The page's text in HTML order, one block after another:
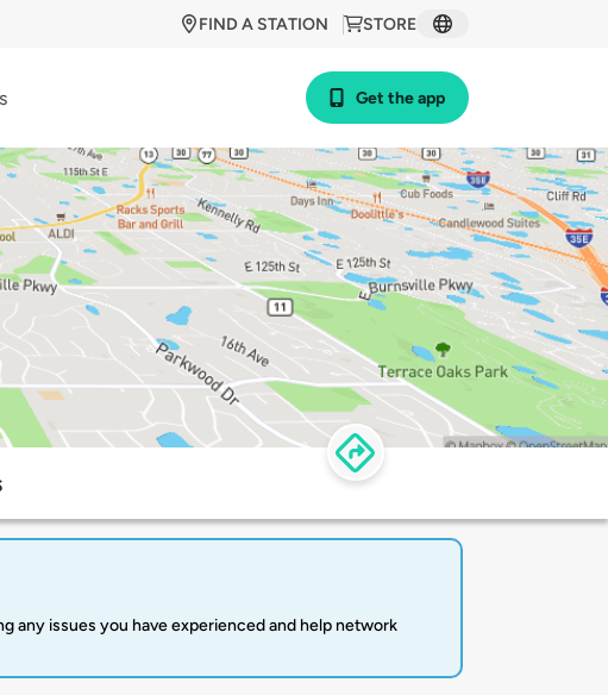
STORE
FIND A STATION
Get the app
any issues you have experienced and help network